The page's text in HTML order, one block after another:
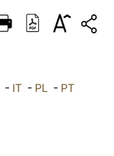
DEUTSCH
العربيّة IT- PL- PT